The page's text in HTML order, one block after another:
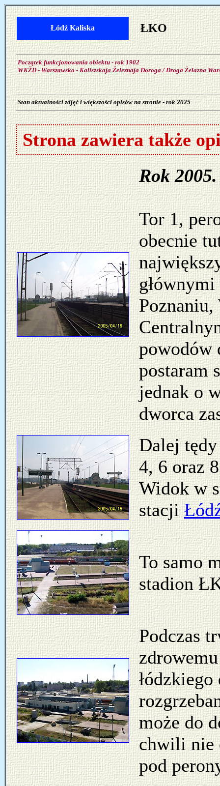
Łódź Kaliska ŁKO
Początek funkcjonowania obiektu - rok 1902
WKŽD - Warszawsko - Kaliszskaja Železnaja Doroga / Droga Żelazna
Stan aktualności zdjęć i większości opisów na stronie - rok 2025
Strona zawiera także
Rok 2005.
Tor 1,
obecnie
powodów
postaram
jednak o
dworca
Dalej
4, 6 oraz
Widok w
stacji
To samo
stadion
Podczas
łódzkiego
może do
chwili nie
pod